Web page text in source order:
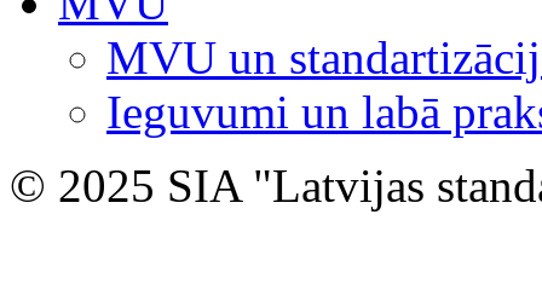
MVU un
Ieguvumi un labā
© 2025 SIA "Latvijas